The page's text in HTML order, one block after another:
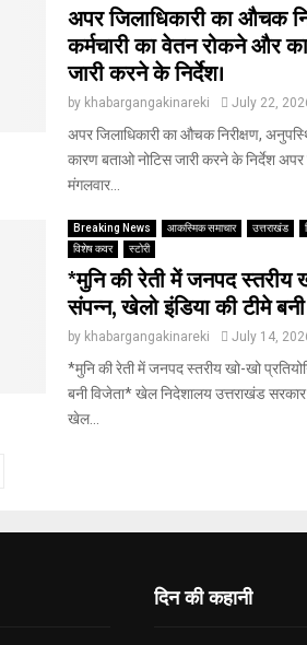
अपर जिलाधिकारी का औचक
कर्मचारी का वेतन रोकने और
जारी करने के निर्देश।
by khabargangakinareki July 22,
अपर जिलाधिकारी का औचक निरीक्षण,
कारण बताओ नोटिस जारी करने के निर्देश अपर
मंगलवार...
Breaking News आकस्मिक समाचार उत्तराखंड
विशेष कवर
स्टोरी
*मुनि की रेती में जनपद स्तरीय
संपन्न, खेलो इंडिया की टीमे
by khabargangakinareki July 14,
*मुनि की रेती में जनपद स्तरीय खो-खो
बनी विजेता* खेल निदेशालय उत्तराखंड सरकार
खेल...
दिन की कहानी